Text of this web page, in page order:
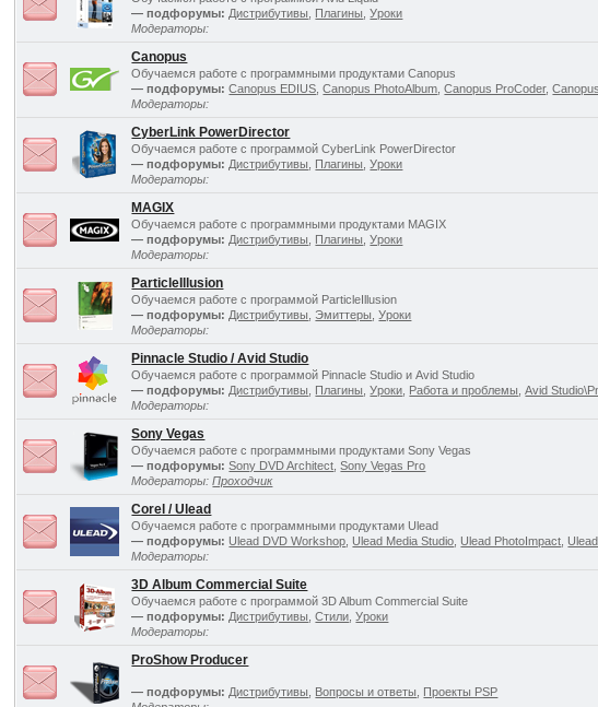
— подфорумы: Дистрибутивы Плагины ,Уроки
Модераторы:
Canopus
Обучаемся работе с программными продуктами Canopus
— подфорумы: Canopus EDIUS ,Canopus PhotoAlbum ,Canopus ProCoder,
Модераторы:
CyberLink PowerDirector
Обучаемся работе с программой CyberLink PowerDirector
— подфорумы: Дистрибутивы Плагины ,Уроки
Модераторы:
MAGIX
Обучаемся работе с программными продуктами MAGIX
— подфорумы: Дистрибутивы Плагины ,Уроки
Модераторы:
ParticleIllusion
Обучаемся работе с программой ParticleIllusion
— подфорумы: Дистрибутивы Эмиттеры ,Уроки
Модераторы:
Pinnacle Studio / Avid Studio
Обучаемся работе с программой Pinnacle Studio и Avid Studio
— подфорумы: Дистрибутивы Плагины ,Уроки Работа и проблемы ,Avid
Модераторы:
Sony Vegas
Обучаемся работе с программными продуктами Sony Vegas
— подфорумы: Sony DVD Architect ,Sony Vegas Pro
Модераторы:Проходчик
Corel / Ulead
Обучаемся работе с программными продуктами Ulead
— подфорумы: Ulead DVD Workshop Ulead Media Studio Ulead PhotoImpact
Модераторы:
3D Album Commercial Suite
Обучаемся работе с программой 3D Album Commercial Suite
— подфорумы: Дистрибутивы ,Стили ,Уроки
Модераторы:
ProShow Producer
— подфорумы: Дистрибутивы Вопросы и ответы
Проекты PSP